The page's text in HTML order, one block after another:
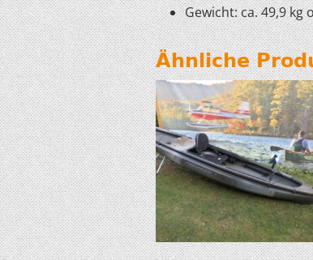
Gewicht: ca. 49,9 kg
Ähnliche